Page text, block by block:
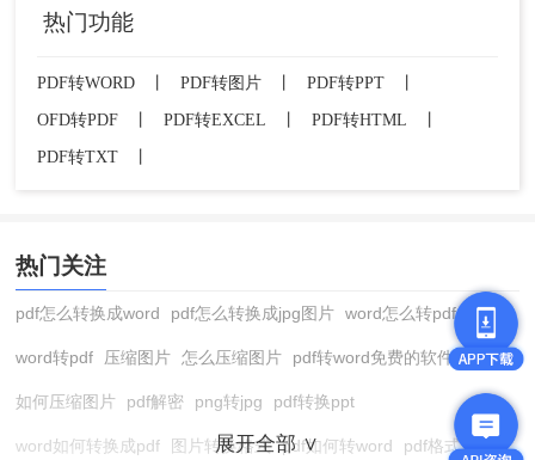
热门功能
PDF转WORD PDF转图片 PDF转PPT
OFD转PDF
PDF转EXCEL PDF转HTML
PDF转TXT
热门关注
pdf怎么转换成word pdf怎么转换成jpg图片 word怎么转pdf
word转pdf 压缩图片 怎么压缩图片 pdf转word免费的软件
如何压缩图片 pdf解密 png转jpg pdf转换ppt
word如何转换成pdf 图片转换格式 pdf如何转word pdf格式转换
展开全部 ∨